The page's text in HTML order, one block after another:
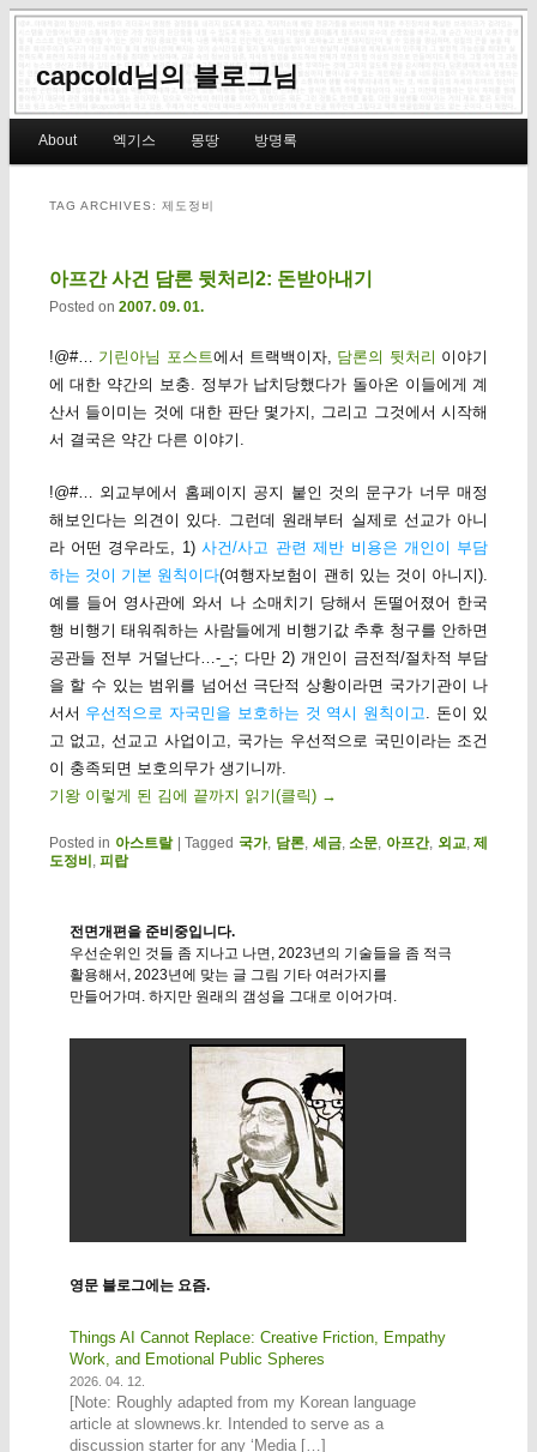
capcold님의 블로그님
Skip to primary content
Skip to secondary content
About 엑기스 몽땅 방명록
TAG ARCHIVES: 제도정비
아프간 사건 담론 뒷처리2: 돈받아내기
Posted on 2007. 09. 01.
!@#… 기린아님 포스트에서 트랙백이자, 담론의 뒷처리 이야기
에 대한 약간의 보충. 정부가 납치당했다가 돌아온 이들에게 계
산서 들이미는 것에 대한 판단 몇가지, 그리고 그것에서 시작해
서 결국은 약간 다른 이야기.
!@#… 외교부에서 홈페이지 공지 붙인 것의 문구가 너무 매정
해보인다는 의견이 있다. 그런데 원래부터 실제로 선교가 아니
라 어떤 경우라도, 1)사건/사고 관련 제반 비용은 개인이 부담
하는 것이 기본 원칙이다(여행자보험이 괜히 있는 것이 아니지).
예를 들어 영사관에 와서 나 소매치기 당해서 돈떨어졌어 한국
행 비행기 태워줘하는 사람들에게 비행기값 추후 청구를 안하면
공관들 전부 거덜난다…-_-; 다만 2) 개인이 금전적/절차적 부담
을 할 수 있는 범위를 넘어선 극단적 상황이라면 국가기관이 나
서서 우선적으로 자국민을 보호하는 것 역시 원칙이고
. 돈이 있
고 없고, 선교고 사업이고, 국가는 우선적으로 국민이라는 조건
이 충족되면 보호의무가 생기니까.
기왕 이렇게 된 김에 끝까지 읽기(클릭) →
Posted in 아스트랄 |Tagged 국가, 담론, 세금, 소문 아프간, 외교 ,제
도정비 피랍
전면개편을 준비중입니다.
우선순위인 것들 좀 지나고 나면, 2023년의 기술들을 좀 적극
활용해서, 2023년에 맞는 글 그림 기타 여러가지를
만들어가며. 하지만 원래의 갬성을 그대로 이어가며.
영문 블로그에는 요즘.
Things AI Cannot Replace: Creative Friction, Empathy
Work, and Emotional Public Spheres
2026. 04. 12.
[Note: Roughly adapted from my Korean language
article at slownews.kr. Intended to serve as a
discussion starter for any ‘Media […]